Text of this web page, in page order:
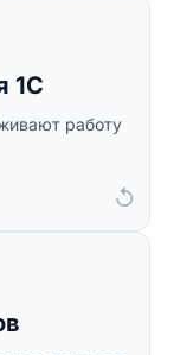
1С
работу
↺